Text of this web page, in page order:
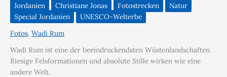
Jordanien Christiane Jonas Fotostrecken
Natur
Special Jordanien
UNESCO-Welterbe
Fotos, Wadi Rum
Wadi Rum ist eine der beeindruckendsten Wüstenlandschaften.
Riesige Felsformationen und absolute Stille wirken wie eine
andere Welt.